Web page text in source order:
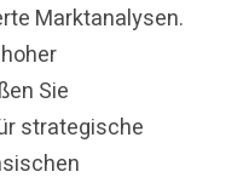
Marktanalysen.
Sie
strategische